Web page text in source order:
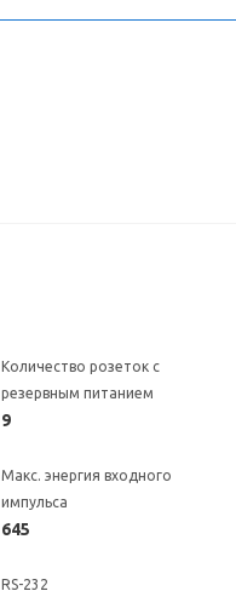
Количество розеток с
резервным питанием
9
Макс. энергия входного
импульса
645
RS-232